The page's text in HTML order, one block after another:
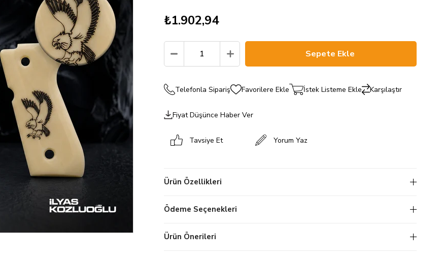
₺1.902,94
Telefonla Sipariş Favorilere Ekle İstek Listeme Ekle Karşılaştır
Fiyat Düşünce Haber Ver
Tavsiye Et Yorum Yaz
Ürün Özellikleri
Ödeme Seçenekleri
Ürün Önerileri